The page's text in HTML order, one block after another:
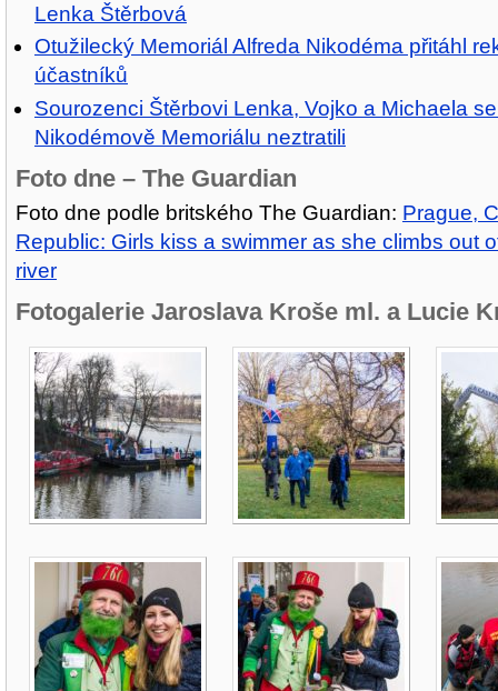
Lenka Štěrbová
Otužilecký Memoriál Alfreda Nikodéma přitáhl
účastníků
Sourozenci Štěrbovi Lenka, Vojko a Michaela
Nikodémově Memoriálu neztratili
Foto dne – The Guardian
Foto dne podle britského The Guardian: Prague,
Republic: Girls kiss a swimmer as she climbs out
river
Fotogalerie Jaroslava Kroše ml. a Lucie